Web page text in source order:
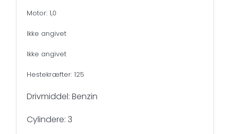
Motor: 1,0
Ikke angivet
Ikke angivet
Hestekræfter: 125
Drivmiddel: Benzin
Cylindere: 3